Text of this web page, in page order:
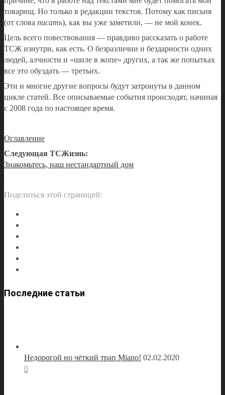
товарищ. Но только в редакции текстов. Потому как письня
(от слова писать), как вы уже заметили, — не мой конек.
Цель всего повествования — правдиво рассказать о работе
ТСЖ изнутри, как есть. О безразличии и бездарности одних
людей, алчности и «шиле в жопе» других, а так же попытках
все это обуздать — третьих.
Эти и многие другие вопросы будут затронуты в данном
цикле статей. Все описываемые события происходят, начиная
с 2008 года по настоящее время.
Оглавление
Следующая ТСЖизнь:
Знакомьтесь, наш нестандартный дом
Поделиться этой страницей:
Последние статьи
Недорогой но чёткий трап Miano! 02.02.2020
0